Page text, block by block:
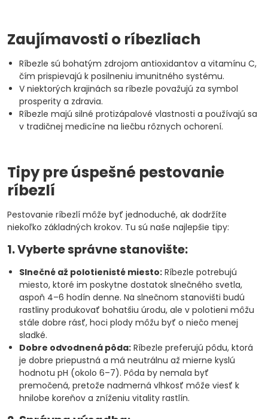
Zaujímavosti o ríbezliach
Ríbezle sú bohatým zdrojom antioxidantov a vitamínu C,
čím prispievajú k posilneniu imunitného systému.
V niektorých krajinách sa ríbezle považujú za symbol
prosperity a zdravia.
Ríbezle majú silné protizápalové vlastnosti a používajú sa
v tradičnej medicíne na liečbu rôznych ochorení.
Tipy pre úspešné pestovanie
ríbezlí
Pestovanie ríbezlí môže byť jednoduché, ak dodržíte
niekoľko základných krokov. Tu sú naše najlepšie tipy:
1. Vyberte správne stanovište:
Slnečné až polotienisté miesto: Ríbezle potrebujú
miesto, ktoré im poskytne dostatok slnečného svetla,
aspoň 4–6 hodín denne. Na slnečnom stanovišti budú
rastliny produkovať bohatšiu úrodu, ale v polotieni môžu
stále dobre rásť, hoci plody môžu byť o niečo menej
sladké.
Dobre odvodnená pôda: Ríbezle preferujú pôdu, ktorá
je dobre priepustná a má neutrálnu až mierne kyslú
hodnotu pH (okolo 6–7). Pôda by nemala byť
premočená, pretože nadmerná vlhkosť môže viesť k
hnilobe koreňov a zníženiu vitality rastlín.